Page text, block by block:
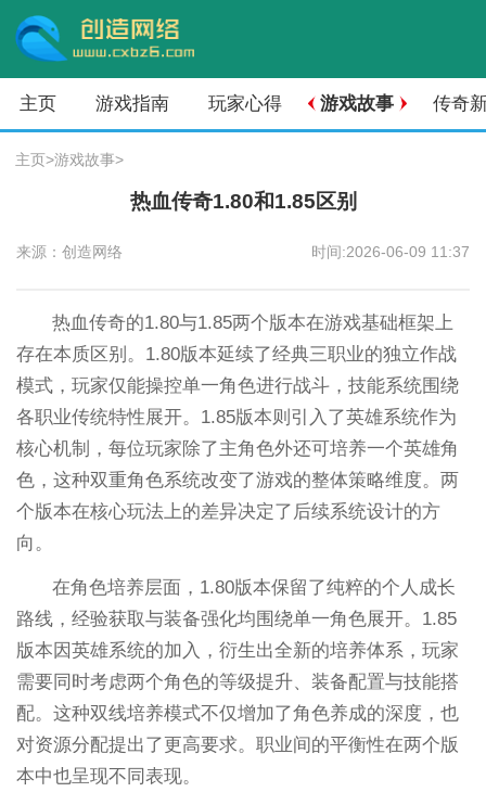
主页 游戏指南 玩家心得 游戏故事 传奇
主页>游戏故事>
热血传奇1.80和1.85区别
来源：创造网络 时间:2026-06-09 11:37
热血传奇的1.80与1.85两个版本在游戏基础框架上
存在本质区别。1.80版本延续了经典三职业的独立作战
模式，玩家仅能操控单一角色进行战斗，技能系统围绕
各职业传统特性展开。1.85版本则引入了英雄系统作为
核心机制，每位玩家除了主角色外还可培养一个英雄角
色，这种双重角色系统改变了游戏的整体策略维度。两
个版本在核心玩法上的差异决定了后续系统设计的方
向。
在角色培养层面，1.80版本保留了纯粹的个人成长
路线，经验获取与装备强化均围绕单一角色展开。1.85
版本因英雄系统的加入，衍生出全新的培养体系，玩家
需要同时考虑两个角色的等级提升、装备配置与技能搭
配。这种双线培养模式不仅增加了角色养成的深度，也
对资源分配提出了更高要求。职业间的平衡性在两个版
本中也呈现不同表现。